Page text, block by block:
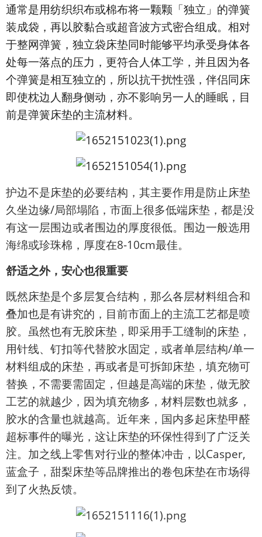
通常是用纺织织布或棉布将一颗颗「独立」的弹簧
装成袋，再以胶黏合或超音波方式密合组成。相对
于整网弹簧，独立袋床垫同时能够平均承受身体各
处每一落点的压力，更符合人体工学，并且因为各
个弹簧是相互独立的，所以抗干扰性强，伴侣同床
即使枕边人翻身侧动，亦不影响另一人的睡眠，目
前是弹簧床垫的主流材料。
护边不是床垫的必要结构，其主要作用是防止床垫
久坐边缘/局部塌陷，市面上很多低端床垫，都是没
有这一层围边或者围边的厚度很低。围边一般选用
海绵或珍珠棉，厚度在8-10cm最佳。
舒适之外，安心也很重要
既然床垫是个多层复合结构，那么各层材料组合和
叠加也是有讲究的，目前市面上的主流工艺都是喷
胶。虽然也有无胶床垫，即采用手工缝制的床垫，
用针线、钉扣等代替胶水固定，或者单层结构/单一
材料组成的床垫，再或者是可拆卸床垫，填充物可
替换，不需要需固定，但越是高端的床垫，做无胶
工艺的就越少，因为填充物多，材料层数也就多，
胶水的含量也就越高。近年来，国内多起床垫甲醛
超标事件的曝光，这让床垫的环保性得到了广泛关
注。加之线上零售对行业的整体冲击，以Casper,
蓝盒子，甜梨床垫等品牌推出的卷包床垫在市场得
到了火热反馈。